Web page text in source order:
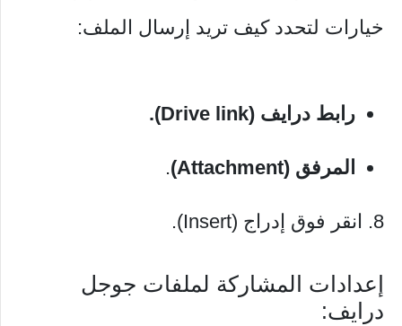
خيارات لتحدد كيف تريد إرسال الملف:
رابط درايف (Drive link).
المرفق (Attachment) .
8. انقر فوق إدراج (Insert).
إعدادات المشاركة لملفات جوجل
درايف: